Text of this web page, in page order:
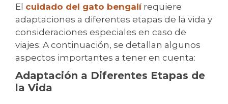
El cuidado del gato bengalírequiere
adaptaciones a diferentes etapas de la vida y
consideraciones especiales en caso de
viajes. A continuación, se detallan algunos
aspectos importantes a tener en cuenta:
Adaptación a Diferentes Etapas de
la Vida